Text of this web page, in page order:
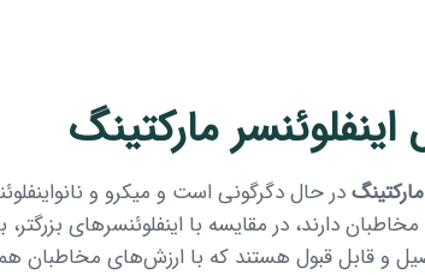
اینفلوئنسر مارکتینگ
در حال دگرگونی است و میکرو و
دارند، در مقایسه با اینفلوئنسرهای
و قابل قبول هستند که با ارزش‌های مخاطبان